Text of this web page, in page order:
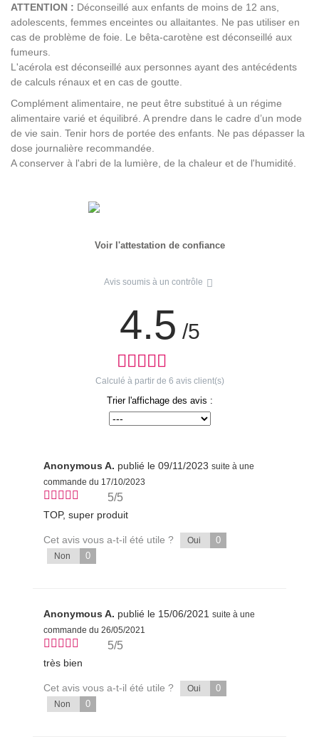
ATTENTION : Déconseillé aux enfants de moins de 12 ans,
adolescents, femmes enceintes ou allaitantes. Ne pas utiliser en
cas de problème de foie. Le bêta-carotène est déconseillé aux
fumeurs.
L'acérola est déconseillé aux personnes ayant des antécédents
de calculs rénaux et en cas de goutte.
Complément alimentaire, ne peut être substitué à un régime
alimentaire varié et équilibré. A prendre dans le cadre d’un mode
de vie sain. Tenir hors de portée des enfants. Ne pas dépasser la
dose journalière recommandée.
A conserver à l'abri de la lumière, de la chaleur et de l'humidité.
Voir l'attestation de confiance
Avis soumis à un contrôle
4.5 /5
Calculé à partir de 6 avis client(s)
Trier l'affichage des avis :
Anonymous A. publié le 09/11/2023 suite à une
commande du 17/10/2023
5/5
TOP, super produit
Cet avis vous a-t-il été utile ? Oui 0
Non 0
Anonymous A. publié le 15/06/2021 suite à une
commande du 26/05/2021
5/5
très bien
Cet avis vous a-t-il été utile ? Oui 0
Non 0